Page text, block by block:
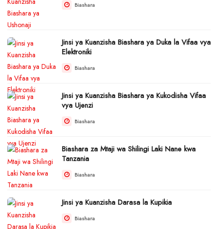
Biashara
Jinsi ya Kuanzisha Biashara ya Duka la Vifaa vya
Elektroniki
Biashara
Jinsi ya Kuanzisha Biashara ya Kukodisha Vifaa
vya Ujenzi
Biashara
Biashara za Mtaji wa Shilingi Laki Nane kwa
Tanzania
Biashara
Jinsi ya Kuanzisha Darasa la Kupikia
Biashara